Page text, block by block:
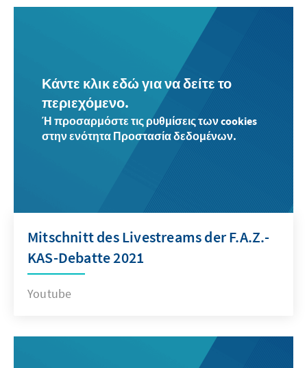
Κάντε κλικ εδώ για να δείτε το
περιεχόμενο.
Ή προσαρμόστε τις ρυθμίσεις των cookies
στην ενότητα Προστασία δεδομένων.
Mitschnitt des Livestreams der F.A.Z.-
KAS-Debatte 2021
Youtube